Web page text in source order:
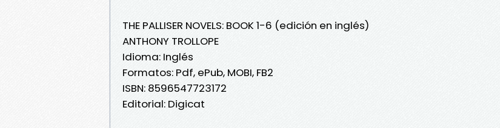
THE PALLISER NOVELS: BOOK 1-6 (edición en inglés)
ANTHONY TROLLOPE
Idioma: Inglés
Formatos: Pdf, ePub, MOBI, FB2
ISBN: 8596547723172
Editorial: Digicat